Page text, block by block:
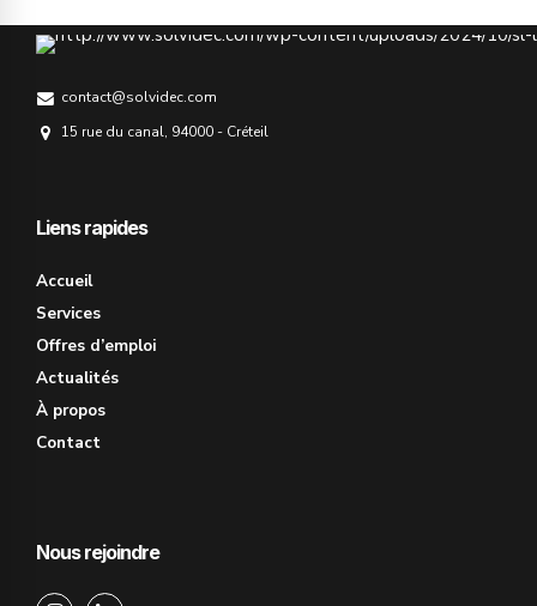
contact@solvidec.com
15 rue du canal, 94000 - Créteil
Liens rapides
Accueil
Services
Offres d’emploi
Actualités
À propos
Contact
Nous rejoindre